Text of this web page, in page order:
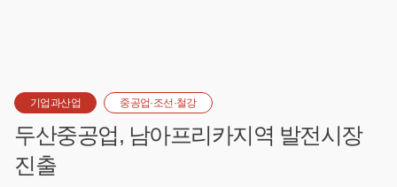
기업과산업 중공업·조선·철강
두산중공업, 남아프리카지역 발전시장
진출